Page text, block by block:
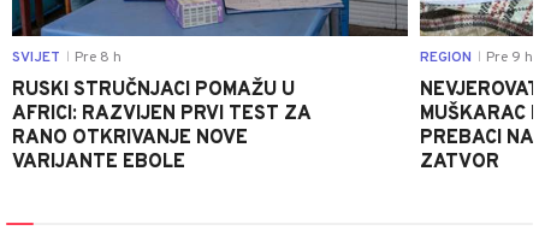
SVIJET Pre 8 h
RUSKI STRUČNJACI POMAŽU U
AFRICI: RAZVIJEN PRVI TEST ZA
RANO OTKRIVANJE NOVE
VARIJANTE EBOLE
REGION Pre 9 h
MUŠKARAC
PREBACI
ZATVOR